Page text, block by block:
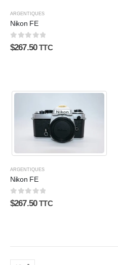
ARGENTIQUES
Nikon FE
0sur 5
$267.50 TTC
ARGENTIQUES
Nikon FE
0sur 5
$267.50 TTC